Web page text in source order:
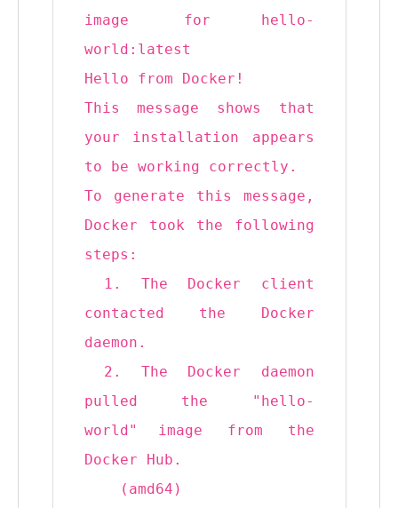
image for
hello-
world:latest
Hello from Docker!
This message shows that
your installation appears
to be working correctly.
To generate this message,
Docker took the following
steps:
1. The Docker client
contacted the Docker
daemon.
2. The Docker daemon
pulled the
"hello-
world"
image from the
Docker Hub.
(amd64)